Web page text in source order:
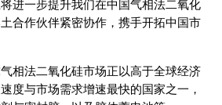
进一步提升我们在中国气相法二氧化
合作伙伴紧密协作，携手开拓中国市
相法二氧化硅市场正以高于全球经济
度与市场需求增速最快的国家之一，